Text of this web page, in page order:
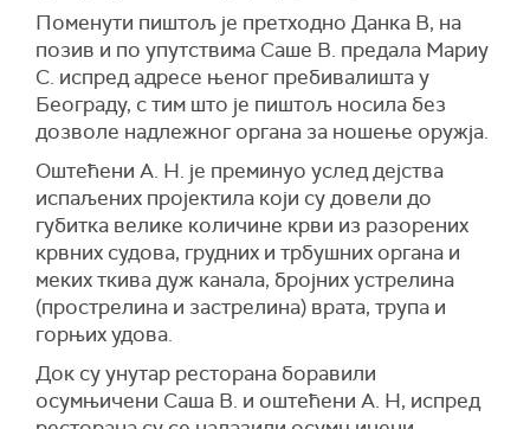
Поменути пиштољ је претходно Данка В, на
позив и по упутствима Саше В. предала Мариу
С. испред адресе њеног пребивалишта у
Београду, с тим што је пиштољ носила без
дозволе надлежног органа за ношење оружја.
Оштећени А. Н. је преминуо услед дејства
испаљених пројектила који су довели до
губитка велике количине крви из разорених
крвних судова, грудних и трбушних органа и
меких ткива дуж канала, бројних устрелина
(прострелина и застрелина) врата, трупа и
горњих удова.
Док су унутар ресторана боравили
осумњичени Саша В. и оштећени А. Н, испред